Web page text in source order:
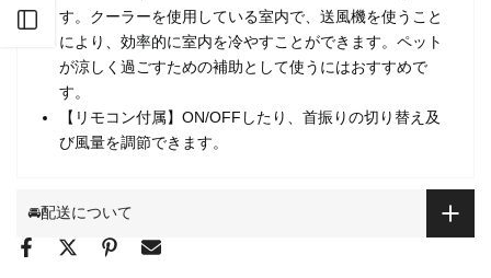
す。クーラーを使用している室内で、送風機を使うこと
により、効率的に室内を冷やすことができます。ペット
が涼しく過ごすための補助として使うにはおすすめで
す。
【リモコン付属】ON/OFFしたり、首振りの切り替え及
び風量を調節できます。
🚘配送について
サイドバーを開く